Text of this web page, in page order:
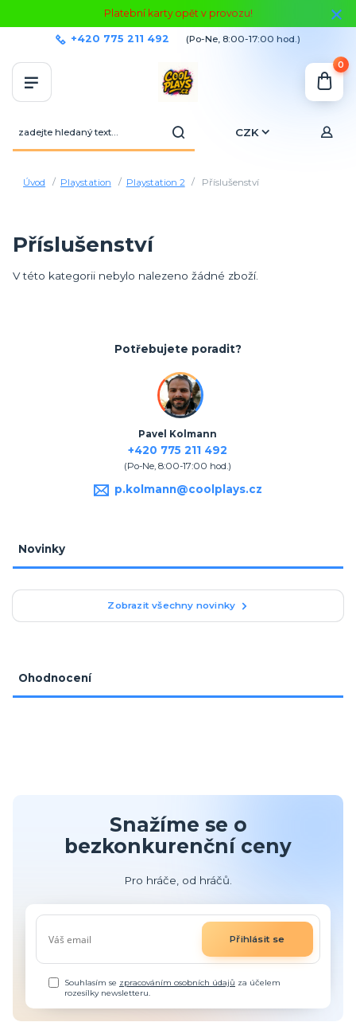
Platební karty opět v provozu!
CZK
+420 775 211 492 (Po-Ne, 8:00-17:00 hod.)
0
Úvod Playstation Playstation 2 Příslušenství
Příslušenství
V této kategorii nebylo nalezeno žádné zboží.
Potřebujete poradit?
Pavel Kolmann
+420 775 211 492
(Po-Ne, 8:00-17:00 hod.)
p.kolmann@coolplays.cz
Novinky
Zobrazit všechny novinky
Ohodnocení
Snažíme se o
bezkonkurenční ceny
Pro hráče, od hráčů.
Přihlásit se
Souhlasím se zpracováním osobních údajů za účelem
rozesílky newsletteru.